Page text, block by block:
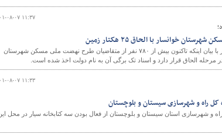
۱۴۰۱-۰۸-۰۷
خوانسار با الحاق ۲۵ هکتار زمین
رئیس اداره راه و شهرسازی شهرستان خوانسار با بیان اینکه تاکنون بیش از ۷۸۰ نفر از متقاضیان طرح نهضت ملی مسکن شهرستان
۱۴۰۱-۰۸-۰۷
کل راه و شهرسازی سیستان و بلوچستان
و شهرسازی استان سیستان و بلوچستان از فعال بودن سه کتابخانه سیار در محل